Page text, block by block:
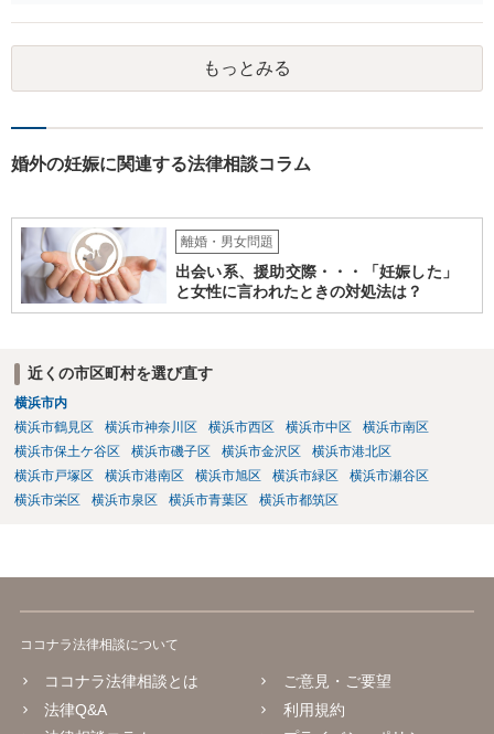
もっとみる
婚外の妊娠に関連する法律相談コラム
離婚・男女問題
出会い系、援助交際・・・「妊娠した」
と女性に言われたときの対処法は？
近くの市区町村を選び直す
横浜市内
横浜市鶴見区
横浜市神奈川区 横浜市西区 横浜市中区
横浜市南区
横浜市保土ケ谷区
横浜市磯子区 横浜市金沢区
横浜市港北区
横浜市戸塚区
横浜市港南区 横浜市旭区 横浜市緑区
横浜市瀬谷区
横浜市栄区
横浜市泉区 横浜市青葉区 横浜市都筑区
ココナラ法律相談について
ココナラ法律相談とは
法律Q&A
ご意見・ご要望
利用規約